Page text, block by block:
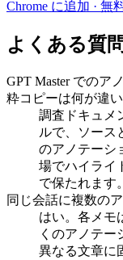
Chrome に追加 · 無
よくある質問
GPT Master でのア
粋コピーは何が違
調査ドキュメ
ルで、ソース
のアノテーシ
場でハイライ
で保たれます。
同じ会話に複数の
はい。各メモ
くのアノテー
異なる文章に